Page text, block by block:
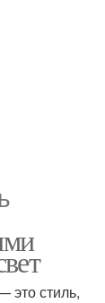
это стиль,